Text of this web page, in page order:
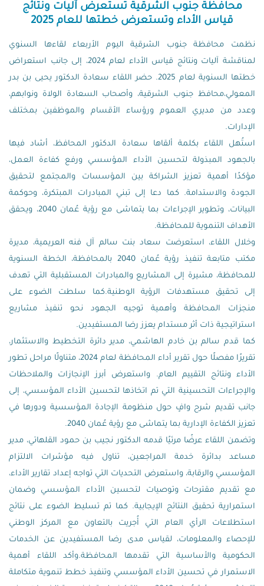
محافظة جنوب الشرقية تستعرض آليات ونتائج
قياس الأداء وتستعرض خطتها للعام 2025
نظمت محافظة جنوب الشرقية اليوم الأربعاء لقاءها السنوي
لمناقشة آليات ونتائج قياس الأداء لعام 2024، إلى جانب استعراض
خطتها السنوية لعام 2025. حضر اللقاء سعادة الدكتور يحيى بن بدر
المعولي،محافظ جنوب الشرقية، وأصحاب السعادة الولاة ونوابهم،
وعدد من مديري العموم ورؤساء الأقسام والموظفين بمختلف
الإدارات.
استُهل اللقاء بكلمة ألقاها سعادة الدكتور المحافظ، أشاد فيها
بالجهود المبذولة لتحسين الأداء المؤسسي ورفع كفاءة العمل،
مؤكدًا أهمية تعزيز الشراكة بين المؤسسات والمجتمع لتحقيق
الجودة والاستدامة. كما دعا إلى تبني المبادرات المبتكرة، وحوكمة
البيانات، وتطوير الإجراءات بما يتماشى مع رؤية عُمان 2040، ويحقق
الأهداف التنموية للمحافظة.
وخلال اللقاء، استعرضت سعاد بنت سالم آل فنه العريمية، مديرة
مكتب متابعة تنفيذ رؤية عُمان 2040 بالمحافظة، الخطة السنوية
للمحافظة، مشيرة إلى المشاريع والمبادرات المستقبلية التي تهدف
إلى تحقيق مستهدفات الرؤية الوطنية.كما سلطت الضوء على
منجزات المحافظة وأهمية توجيه الجهود نحو تنفيذ مشاريع
استراتيجية ذات أثر مستدام يعزز رضا المستفيدين.
كما قدم سالم بن خادم الهاشمي، مدير دائرة التخطيط والاستثمار،
تقريرًا مفصلًا حول تقرير أداء المحافظة لعام 2024، متناولًا مراحل تطور
الأداء ونتائج التقييم العام. واستعرض أبرز الإنجازات والملاحظات
والإجراءات التحسينية التي تم اتخاذها لتحسين الأداء المؤسسي، إلى
جانب تقديم شرح وافٍ حول منظومة الإجادة المؤسسية ودورها في
تعزيز الكفاءة الإدارية بما يتماشى مع رؤية عُمان 2040.
وتضمن اللقاء عرضًا مرئيًا قدمه الدكتور نجيب بن حمود القلهاتي، مدير
مساعد بدائرة خدمة المراجعين، تناول فيه مؤشرات الالتزام
المؤسسي والرقابة، واستعرض التحديات التي تواجه إعداد تقارير الأداء،
مع تقديم مقترحات وتوصيات لتحسين الأداء المؤسسي وضمان
استمرارية تحقيق النتائج الإيجابية. كما تم تسليط الضوء على نتائج
استطلاعات الرأي العام التي أُجريت بالتعاون مع المركز الوطني
للإحصاء والمعلومات، لقياس مدى رضا المستفيدين عن الخدمات
الحكومية والأساسية التي تقدمها المحافظة.وأكد اللقاء أهمية
الاستمرار في تحسين الأداء المؤسسي وتنفيذ خطط تنموية متكاملة